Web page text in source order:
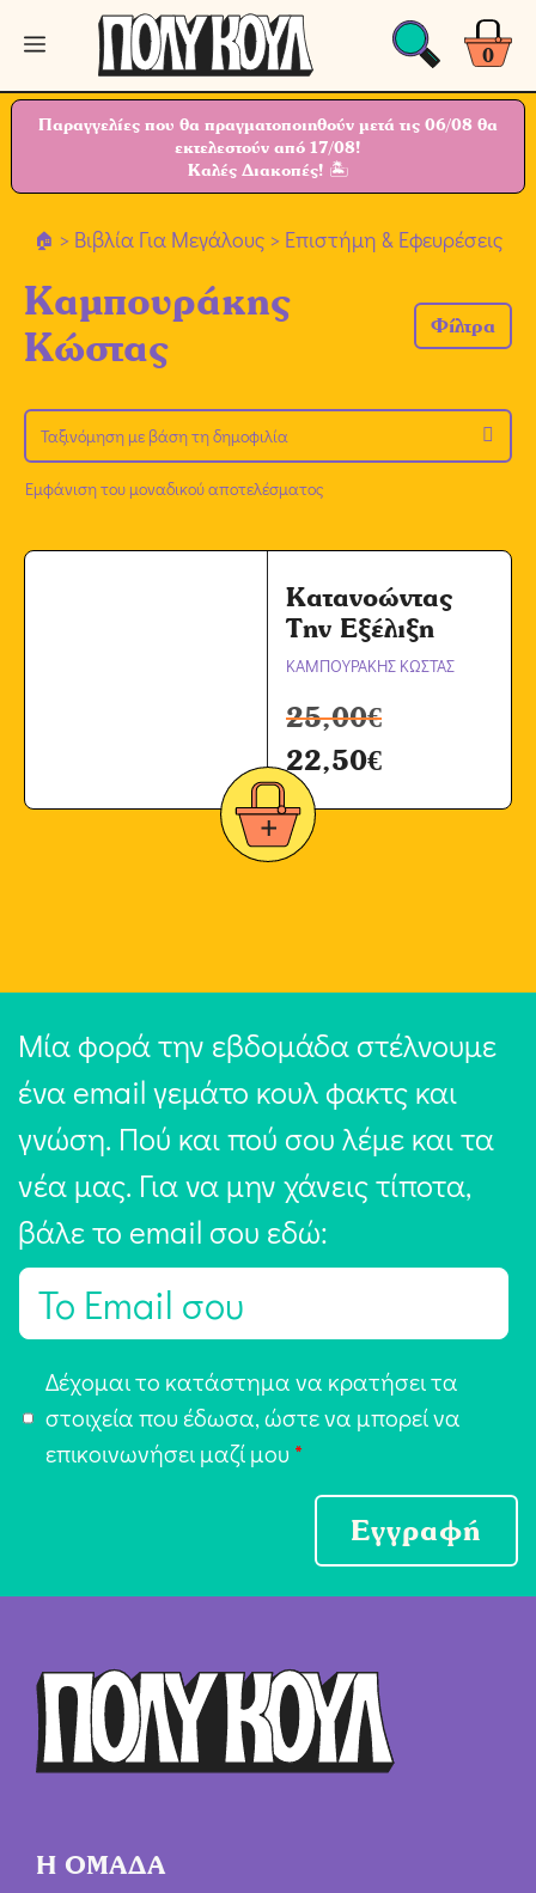
Μετάβαση
περιεχόμενο
0
Μενού
Παραγγελίες που θα πραγματοποιηθούν μετά τις 06/08 θα
εκτελεστούν από 17/08!
Καλές Διακοπές! 🏝
> Βιβλία Για Μεγάλους > Επιστήμη & Εφευρέσεις
Καμπουράκης
Κώστας
Φίλτρα
Εμφάνιση του μοναδικού αποτελέσματος
Κατανοώντας
Την Εξέλιξη
ΚΑΜΠΟΥΡΑΚΗΣ ΚΩΣΤΑΣ
25,00€
22,50€
Μία φορά την εβδομάδα στέλνουμε
ένα email γεμάτο κουλ φακτς και
γνώση. Πού και πού σου λέμε και τα
νέα μας. Για να μην χάνεις τίποτα,
βάλε το email σου εδώ:
E
π
ή
Δέχομαι το κατάστημα να κρατήσει τα
στοιχεία που έδωσα, ώστε να μπορεί να
επικοινωνήσει μαζί μου *
Εγγραφή
Η ΟΜΑΔΑ